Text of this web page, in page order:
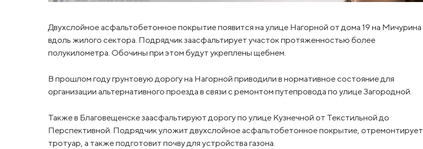
Двухслойное асфальтобетонное покрытие появится на улице Нагорной от дома 19 на Мичурина
вдоль жилого сектора. Подрядчик заасфальтирует участок протяженностью более
полукилометра. Обочины при этом будут укреплены щебнем.
В прошлом году грунтовую дорогу на Нагорной приводили в нормативное состояние для
организации альтернативного проезда в связи с ремонтом путепровода по улице Загородной.
Также в Благовещенске заасфальтируют дорогу по улице Кузнечной от Текстильной до
Перспективной. Подрядчик уложит двухслойное асфальтобетонное покрытие, отремонтирует
тротуар, а также подготовит почву для устройства газона.